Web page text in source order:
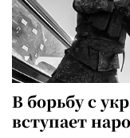
В борьбу с
вступает